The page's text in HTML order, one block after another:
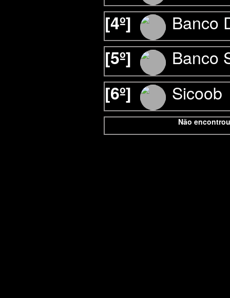
[4º]
Banco
[5º]
Banco
[6º]
Sicoob
Não